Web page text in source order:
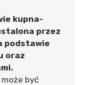
kupna-
przez
podstawie
oraz
być